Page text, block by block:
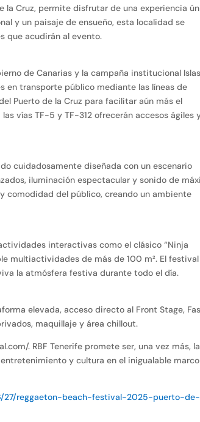
la Cruz, permite disfrutar de una experiencia
y un paisaje de ensueño, esta localidad se
que acudirán al evento.
de Canarias y la campaña institucional
en transporte público mediante las líneas de
Puerto de la Cruz para facilitar aún más el
vías TF-5 y TF-312 ofrecerán accesos ágiles
cuidadosamente diseñada con un escenario
iluminación espectacular y sonido de
comodidad del público, creando un ambiente
interactivas como el clásico “Ninja
multiactividades de más de 100 m². El festival
la atmósfera festiva durante todo el día.
elevada, acceso directo al Front Stage,
maquillaje y área chillout.
. RBF Tenerife promete ser, una vez más, la
y cultura en el inigualable
27/reggaeton-beach-festival-2025-puerto-